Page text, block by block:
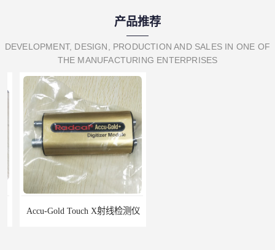
产品推荐
DEVELOPMENT, DESIGN, PRODUCTION AND SALES IN ONE OF
THE MANUFACTURING ENTERPRISES
Accu-Gold Touch X射线检测仪